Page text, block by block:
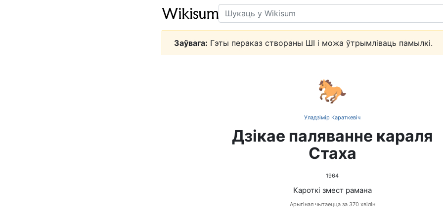
Пошук
Заўвага: Гэты пераказ створаны ШІ і можа ўтрымліваць памылкі.
🐎
Уладзімір Караткевіч
Дзікае паляванне караля
Стаха
1964
Кароткі змест рамана
Арыгінал чытаецца за 370 хвілін